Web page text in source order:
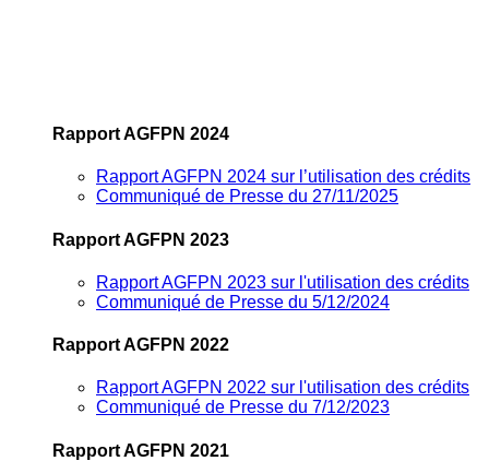
Rapport AGFPN 2024
Rapport AGFPN 2024 sur l’utilisation des crédits
Communiqué de Presse du 27/11/2025
Rapport AGFPN 2023
Rapport AGFPN 2023 sur l'utilisation des crédits
Communiqué de Presse du 5/12/2024
Rapport AGFPN 2022
Rapport AGFPN 2022 sur l'utilisation des crédits
Communiqué de Presse du 7/12/2023
Rapport AGFPN 2021